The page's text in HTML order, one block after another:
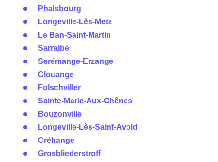
Phalsbourg
Longeville-Lès-Metz
Le Ban-Saint-Martin
Sarralbe
Serémange-Erzange
Clouange
Folschviller
Sainte-Marie-Aux-Chênes
Bouzonville
Longeville-Lès-Saint-Avold
Créhange
Grosbliederstroff